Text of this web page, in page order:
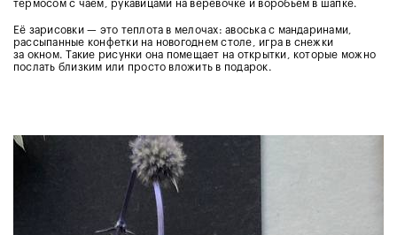
термосом с чаем, рукавицами на верёвочке и воробьём в шапке.
Её зарисовки — это теплота в мелочах: авоська с мандаринами,
рассыпанные конфетки на новогоднем столе, игра в снежки
за окном. Такие рисунки она помещает на открытки, которые можно
послать близким или просто вложить в подарок.